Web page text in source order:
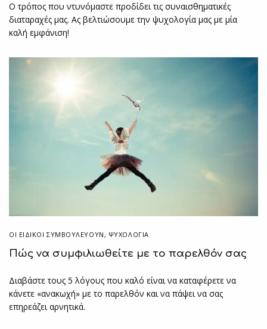
Ο τρόπος που ντυνόμαστε προδίδει τις συναισθηματικές
διαταραχές μας. Ας βελτιώσουμε την ψυχολογία μας με μία
καλή εμφάνιση!
ΟΙ ΕΙΔΙΚΟΊ ΣΥΜΒΟΥΛΕΎΟΥΝ , ΨΥΧΟΛΟΓΙΑ
Πώς να συμφιλιωθείτε με το παρελθόν σας
Διαβάστε τους 5 λόγους που καλό είναι να καταφέρετε να
κάνετε «ανακωχή» με το παρελθόν και να πάψει να σας
επηρεάζει αρνητικά.